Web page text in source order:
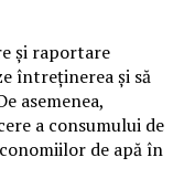
și raportare
întreținerea și să
asemenea,
a consumului de
de apă în